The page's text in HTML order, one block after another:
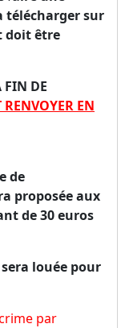
télécharger sur
doit être
FIN DE
RENVOYER EN
de
proposée aux
de 30 euros
louée pour
par